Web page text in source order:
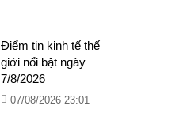
Điểm tin kinh tế thế
giới nổi bật ngày
7/8/2026
07/08/2026 23:01